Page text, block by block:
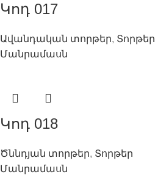
Կոդ 017
Ավանդական տորթեր, Տորթեր
Մանրամասն
Կոդ 018
Ծննդյան տորթեր, Տորթեր
Մանրամասն